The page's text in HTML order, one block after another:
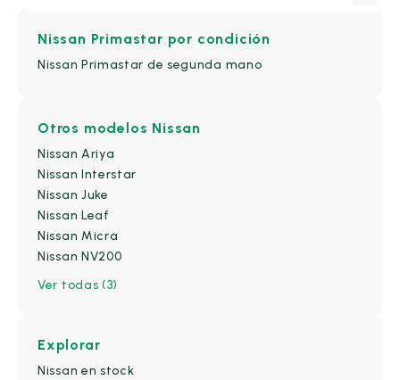
Alfa Romeo(11)
Changan
Citroën
DS (26)
Fiat
Nissan Primastar por condición
Nissan Primastar de segunda mano
Otros modelos Nissan
Nissan Ariya
Nissan Interstar
Nissan Juke
Nissan Leaf
Nissan Micra
Nissan NV200
Ver todas (3)
Explorar
Nissan en stock